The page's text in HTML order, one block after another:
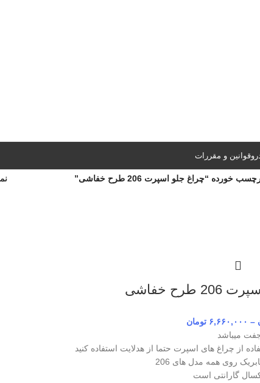
قوانین و مقررات
خورده “چراغ جلو اسپرت 206 طرح خفاشی”
خفاشی
– ۶,۶۶۰,۰۰۰ تومان
میباشد
از چراغ های اسپرت حتما از هدلایت استفاده کنید
روی همه مدل های 206
گارانتی است